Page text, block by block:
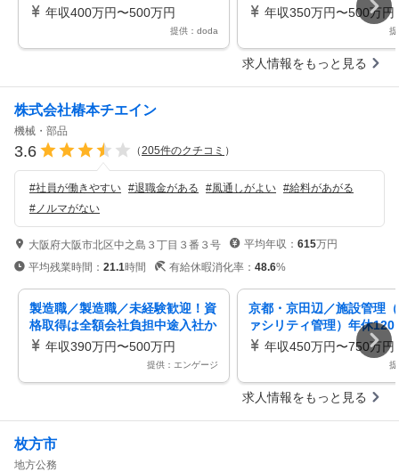
発力に強み／年間休日122日
年収400万円〜500万円
提供：doda
を活かす／世界初の樹脂
年収350万円〜500万円
求人情報をもっと見る
株式会社椿本チエイン
機械・部品
3.6 （205件のクチコミ ）
#社員が働きやすい #退職金がある #風通しがよい #給料があがる
#ノルマがない
大阪府大阪市北区中之島３丁目３番３号 平均年収： 615万円
平均残業時間： 21.1時間 有給休暇消化率： 48.6%
製造職／製造職／未経験歓迎！資
格取得は全額会社負担中途入社か
ら部長になった実績も！
年収390万円〜500万円
提供：エンゲージ
京都・京田辺／施設管理
ァシリティ管理）年休120
／残業20H以下／東証プ
年収450万円〜750万円
求人情報をもっと見る
枚方市
地方公務